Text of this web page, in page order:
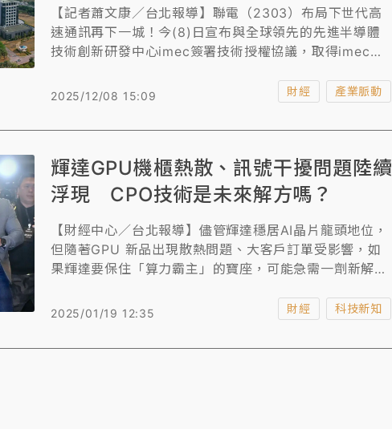
【記者蕭文康／台北報導】聯電（2303）布局下世代高
速通訊再下一城！今(8)日宣布與全球領先的先進半導體
技術創新研發中心imec簽署技術授權協議，取得imec
Packaged Optics, CPO)相容性，將加速聯電矽光子技
12吋矽光子平台，以瞄準下世代高速連接應用市場。
2025/12/08 15:09 財經 產業脈動
輝達GPU機櫃熱散、訊號干擾問題陸續
浮現 CPO技術是未來解方嗎？
【財經中心／台北報導】儘管輝達穩居AI晶片龍頭地位，
但隨著GPU 新品出現散熱問題、大客戶訂單受影響，如
果輝達要保住「算力霸主」的寶座，可能急需一劑新解
2025/01/19 12:35 財經 科技新知